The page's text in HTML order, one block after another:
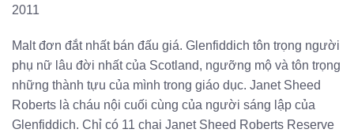
2011
Malt đơn đắt nhất bán đấu giá. Glenfiddich tôn trọng người
phụ nữ lâu đời nhất của Scotland, ngưỡng mộ và tôn trọng
những thành tựu của mình trong giáo dục. Janet Sheed
Roberts là cháu nội cuối cùng của người sáng lập của
Glenfiddich. Chỉ có 11 chai Janet Sheed Roberts Reserve